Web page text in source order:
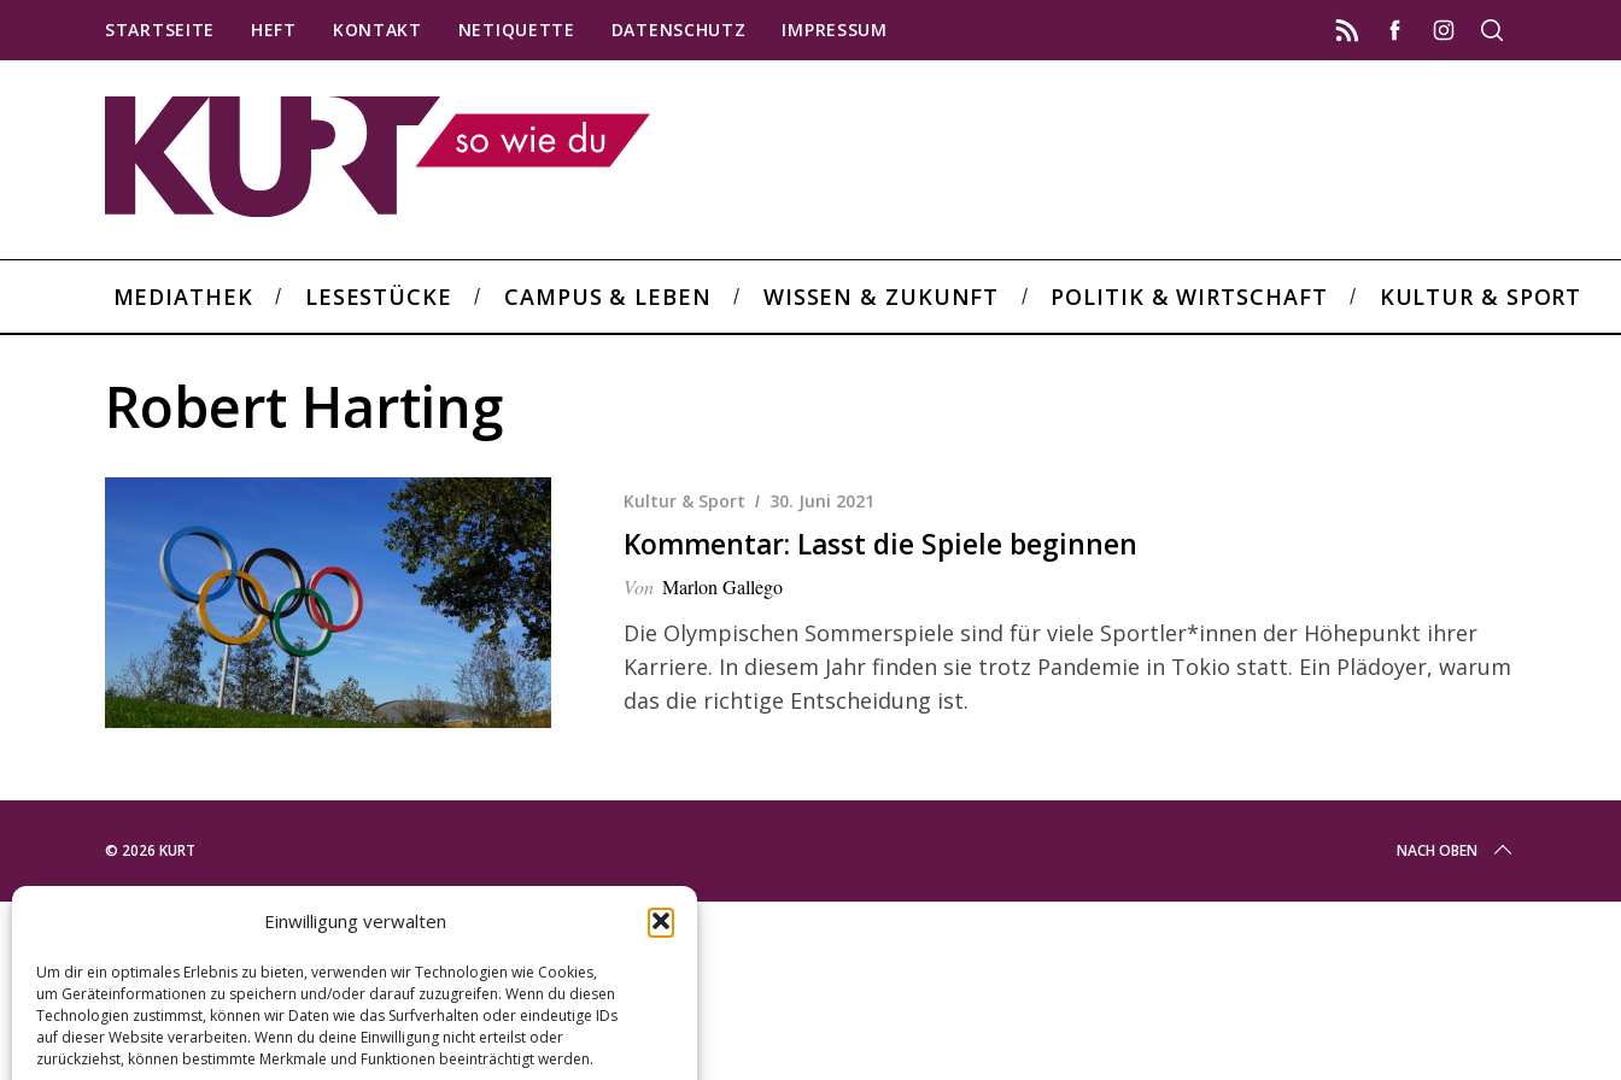
Einwilligung verwalten
Um dir ein optimales Erlebnis zu bieten, verwenden wir Technologien wie Cookies,
um Geräteinformationen zu speichern und/oder darauf zuzugreifen. Wenn du diesen
Technologien zustimmst, können wir Daten wie das Surfverhalten oder eindeutige IDs
auf dieser Website verarbeiten. Wenn du deine Einwilligung nicht erteilst oder
zurückziehst, können bestimmte Merkmale und Funktionen beeinträchtigt werden.
STARTSEITE HEFT KONTAKT NETIQUETTE DATENSCHUTZ IMPRESSUM
MEDIATHEK LESESTÜCKE CAMPUS & LEBEN WISSEN & ZUKUNFT POLITIK & WIRTSCHAFT KULTUR & SPORT
Robert Harting
Kultur & Sport 30. Juni 2021
Kommentar: Lasst die Spiele beginnen
Von Marlon Gallego
Die Olympischen Sommerspiele sind für viele Sportler*innen der Höhepunkt ihrer
Karriere. In diesem Jahr finden sie trotz Pandemie in Tokio statt. Ein Plädoyer, warum
das die richtige Entscheidung ist.
© 2026 KURT NACH OBEN
e
a
r
c
h
f
o